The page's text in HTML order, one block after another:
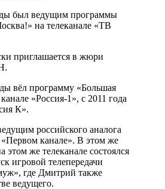
был ведущим программы
на телеканале «ТВ
приглашается в жюри
вёл программу «Большая
«Россия-1», с 2011 года
К».
российского аналога
канале». В этом же
этом же телеканале состоялся
игровой телепередачи
где Дмитрий также
ведущего.